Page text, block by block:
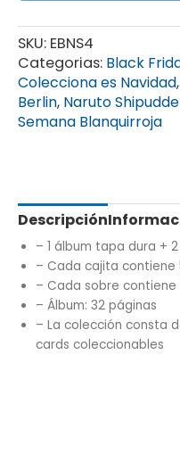
SKU: EBNS4
Categorias: Black
Colecciona es Navidad,
Berlin, Naruto
Semana Blanquirroja
Descripción
– 1 álbum tapa dura +
– Cada cajita contiene
– Cada sobre contiene
– Álbum: 32 páginas
– La colección consta
cards coleccionables